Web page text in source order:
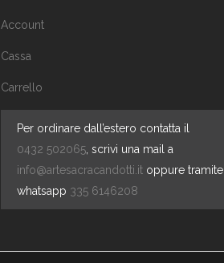
Account
Cassa
Carrello
Per ordinare dall’estero contatta il
0432 502065, scrivi una mail a
info@artesacracandotti.it oppure tramite
whatsapp 335 6146208